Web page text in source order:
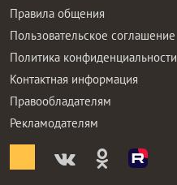
Правила общения
Пользовательское соглашение
Политика конфиденциальности
Контактная информация
Правообладателям
Рекламодателям